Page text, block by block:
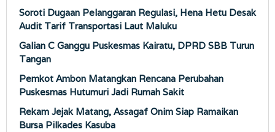
Soroti Dugaan Pelanggaran Regulasi, Hena Hetu Desak
Audit Tarif Transportasi Laut Maluku
Galian C Ganggu Puskesmas Kairatu, DPRD SBB Turun
Tangan
Pemkot Ambon Matangkan Rencana Perubahan
Puskesmas Hutumuri Jadi Rumah Sakit
Rekam Jejak Matang, Assagaf Onim Siap Ramaikan
Bursa Pilkades Kasuba